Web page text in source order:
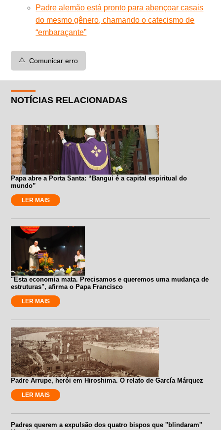
Padre alemão está pronto para abençoar casais
do mesmo gênero, chamando o catecismo de
“embaraçante”
⚠️ Comunicar erro
NOTÍCIAS RELACIONADAS
Papa abre a Porta Santa: “Bangui é a capital espiritual do
mundo”
LER MAIS
"Esta economia mata. Precisamos e queremos uma mudança de
estruturas", afirma o Papa Francisco
LER MAIS
Padre Arrupe, herói em Hiroshima. O relato de García Márquez
LER MAIS
Padres querem a expulsão dos quatro bispos que ''blindaram''